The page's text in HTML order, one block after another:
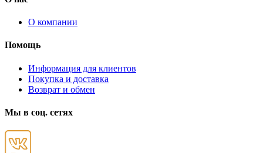
О компании
Помощь
Информация для клиентов
Покупка и доставка
Возврат и обмен
Мы в соц. сетях